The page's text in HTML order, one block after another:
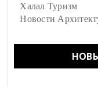
Халал Туризм
Новости